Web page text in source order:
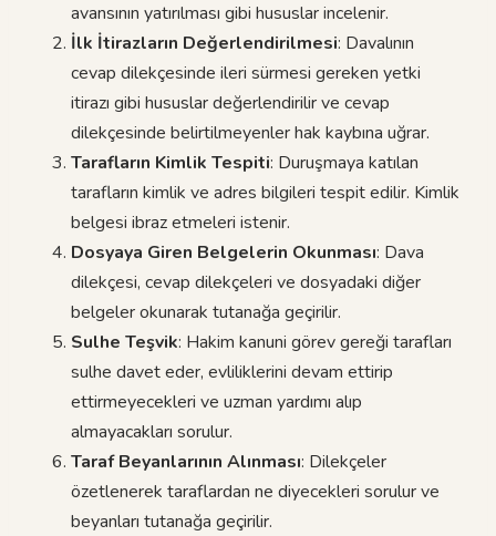
avansının yatırılması gibi hususlar incelenir.
İlk İtirazların Değerlendirilmesi: Davalının
cevap dilekçesinde ileri sürmesi gereken yetki
itirazı gibi hususlar değerlendirilir ve cevap
dilekçesinde belirtilmeyenler hak kaybına uğrar.
Tarafların Kimlik Tespiti: Duruşmaya katılan
tarafların kimlik ve adres bilgileri tespit edilir. Kimlik
belgesi ibraz etmeleri istenir.
Dosyaya Giren Belgelerin Okunması: Dava
dilekçesi, cevap dilekçeleri ve dosyadaki diğer
belgeler okunarak tutanağa geçirilir.
Sulhe Teşvik: Hakim kanuni görev gereği tarafları
sulhe davet eder, evliliklerini devam ettirip
ettirmeyecekleri ve uzman yardımı alıp
almayacakları sorulur.
Taraf Beyanlarının Alınması: Dilekçeler
özetlenerek taraflardan ne diyecekleri sorulur ve
beyanları tutanağa geçirilir.